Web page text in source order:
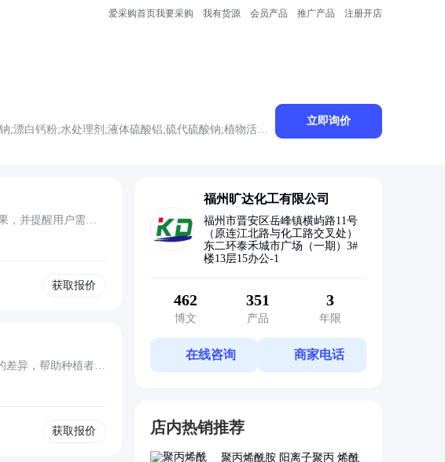
爱采购首页我要采购 我有货源 会员产品 推广产品 注册开店
;漂白钙粉;水处理剂;液体硫酸铝;硫代硫酸钠;植物活性
立即询价
，并提醒用户需根
获取报价
差异，帮助种植者做
获取报价
福州旷达化工有限公司
福州市晋安区岳峰镇横屿路11号
（原连江北路与化工路交叉处）
东二环泰禾城市广场（一期）3#
楼13层15办公-1
462
博文
351
产品
3
年限
在线咨询 商家电话
店内热销推荐
聚丙烯酰胺 阳离子聚丙 烯酰